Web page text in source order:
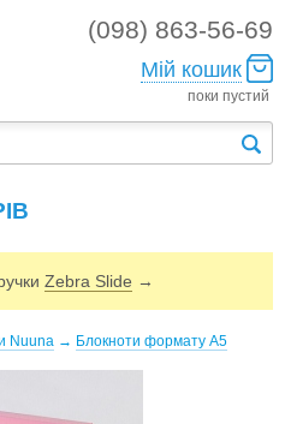
(098) 863-56-69
Мій кошик
поки пустий
Zebra Slide →
Nuuna → Блокноти формату А5